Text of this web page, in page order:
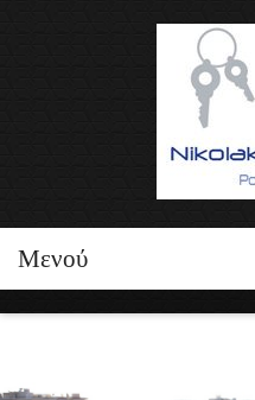
Μενού